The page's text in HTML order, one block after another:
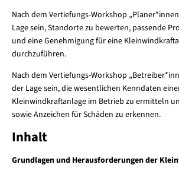
Nach dem Vertiefungs-Workshop
Lage sein, Standorte zu bewerten, passende
und eine Genehmigung für eine
durchzuführen.
Nach dem Vertiefungs-Workshop
der Lage sein, die wesentlichen Kenndaten
Kleinwindkraftanlage im Betrieb zu ermitteln
sowie Anzeichen für Schäden zu erkennen.
Inhalt
Grundlagen und Herausforderungen der